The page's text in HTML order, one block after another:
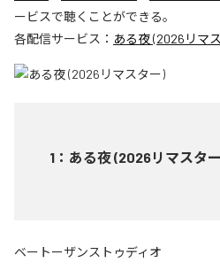
ービスで聴くことができる。
各配信サービス： ある夜 (2026リマ
1 ： ある夜 (2026リマスタ
ベートーザンストゥディオ